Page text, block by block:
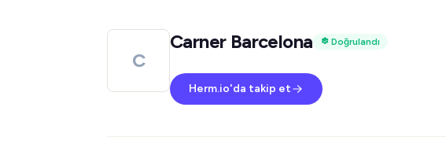
C
Carner Barcelona Doğrulandı
Herm.io'da takip et